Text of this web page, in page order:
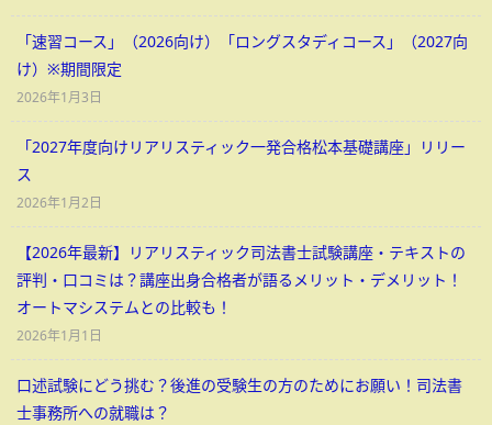
「速習コース」（2026向け）「ロングスタディコース」（2027向
け）※期間限定
2026年1月3日
「2027年度向けリアリスティック一発合格松本基礎講座」リリー
ス
2026年1月2日
【2026年最新】リアリスティック司法書士試験講座・テキストの
評判・口コミは？講座出身合格者が語るメリット・デメリット！
オートマシステムとの比較も！
2026年1月1日
口述試験にどう挑む？後進の受験生の方のためにお願い！司法書
士事務所への就職は？